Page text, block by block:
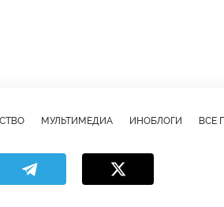
МУЛЬТИМЕДИА ИНОБЛОГИ ВСЕ